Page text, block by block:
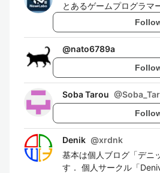
とあるゲームプログラマ
@nato6789a
Soba Tarou @
Denik @xrdnk
基本は個人ブログ「デニ
す． 個人サークル「